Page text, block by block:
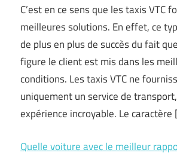
C’est en ce sens que les taxis VTC
meilleures solutions. En effet, ce
de plus en plus de succès du fait
figure le client est mis dans les
conditions. Les taxis VTC ne
uniquement un service de
expérience incroyable. Le
Quelle voiture avec le meilleur